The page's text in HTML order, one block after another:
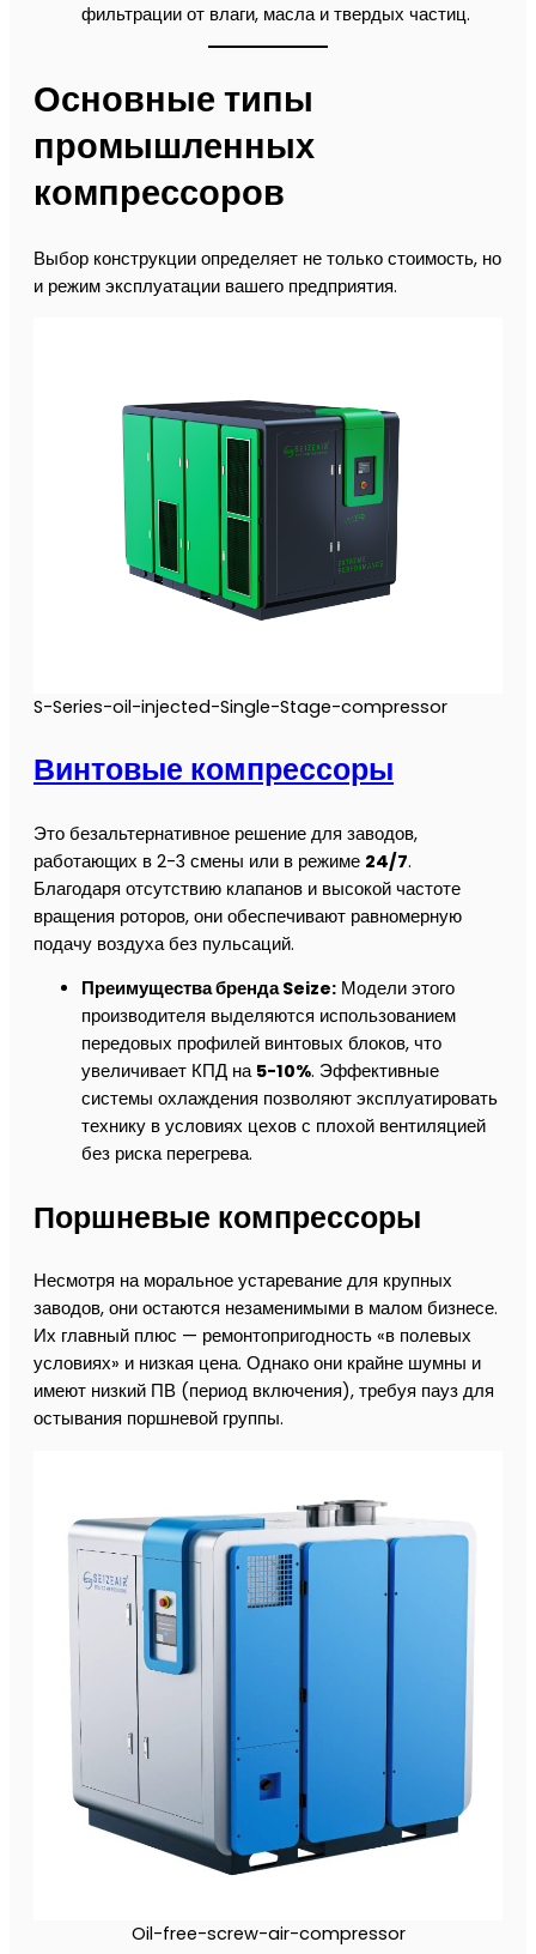
фильтрации от влаги, масла и твердых частиц.
Основные типы
промышленных
компрессоров
Выбор конструкции определяет не только стоимость, но
и режим эксплуатации вашего предприятия.
S-Series-oil-injected-Single-Stage-compressor
Винтовые компрессоры
Это безальтернативное решение для заводов,
работающих в 2-3 смены или в режиме 24/7.
Благодаря отсутствию клапанов и высокой частоте
вращения роторов, они обеспечивают равномерную
подачу воздуха без пульсаций.
Преимущества бренда Seize: Модели этого
производителя выделяются использованием
передовых профилей винтовых блоков, что
увеличивает КПД на 5-10%. Эффективные
системы охлаждения позволяют эксплуатировать
технику в условиях цехов с плохой вентиляцией
без риска перегрева.
Поршневые компрессоры
Несмотря на моральное устаревание для крупных
заводов, они остаются незаменимыми в малом бизнесе.
Их главный плюс — ремонтопригодность «в полевых
условиях» и низкая цена. Однако они крайне шумны и
имеют низкий ПВ (период включения), требуя пауз для
остывания поршневой группы.
Oil-free-screw-air-compressor